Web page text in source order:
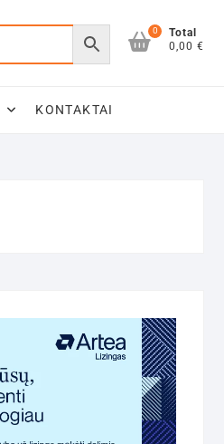
0
Total
0,00 €
KONTAKTAI